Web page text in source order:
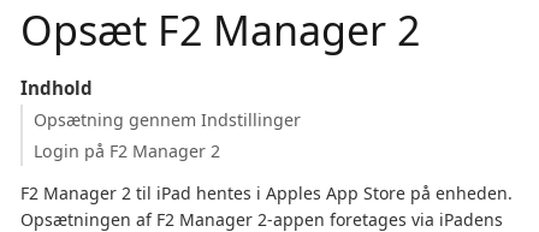
Opsæt F2 Manager 2
Indhold
Opsætning gennem Indstillinger
Login på F2 Manager 2
F2 Manager 2 til iPad hentes i Apples App Store på enheden.
Opsætningen af F2 Manager 2-appen foretages via iPadens